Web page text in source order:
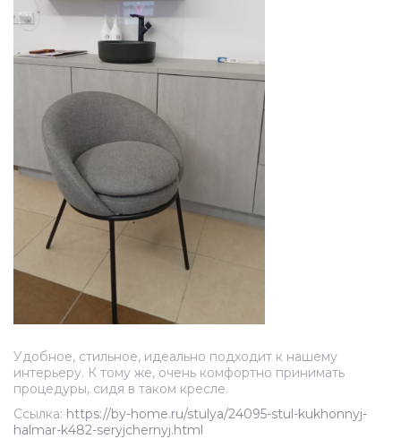
Удобное, стильное, идеально подходит к нашему
интерьеру. К тому же, очень комфортно принимать
процедуры, сидя в таком кресле.
Ссылка: https://by-home.ru/stulya/24095-stul-kukhonnyj-
halmar-k482-seryjchernyj.html